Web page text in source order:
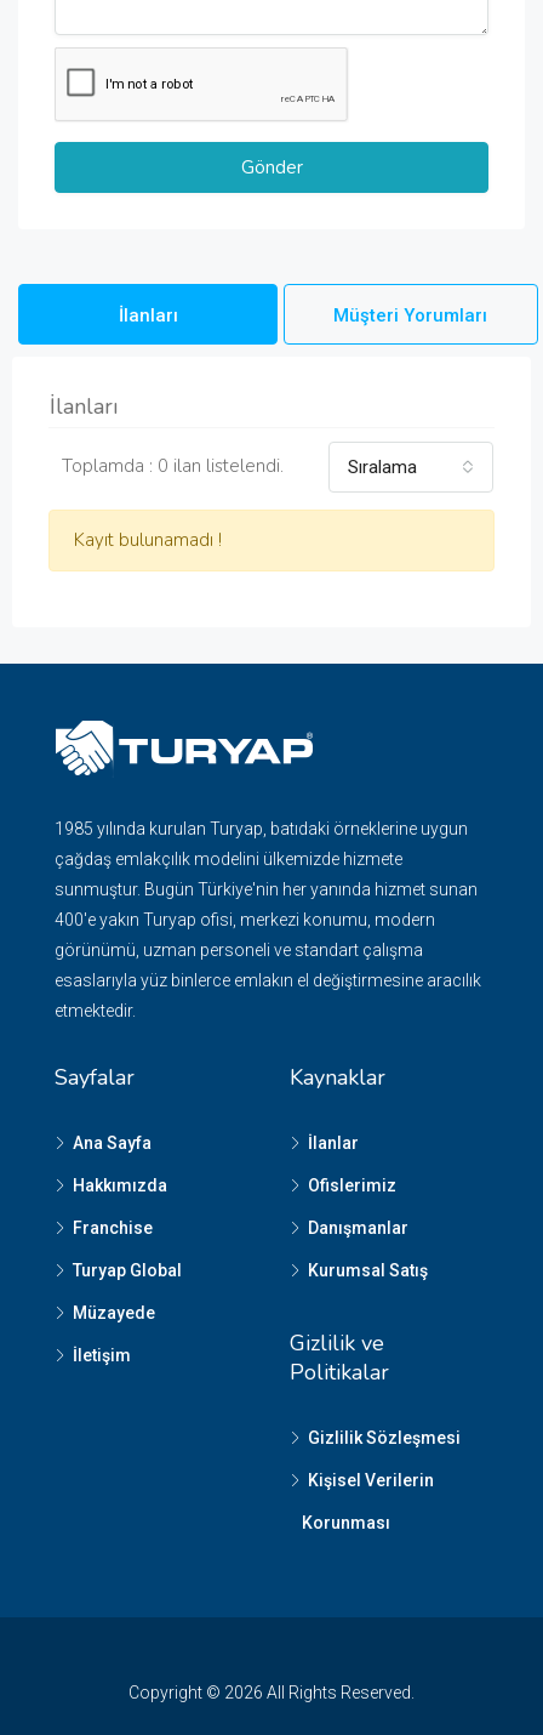
İlanları Müşteri Yorumları
İlanları
Toplamda : 0 ilan listelendi. Sıralama
Kayıt bulunamadı !
1985 yılında kurulan Turyap, batıdaki örneklerine uygun
çağdaş emlakçılık modelini ülkemizde hizmete
sunmuştur. Bugün Türkiye'nin her yanında hizmet sunan
400'e yakın Turyap ofisi, merkezi konumu, modern
görünümü, uzman personeli ve standart çalışma
esaslarıyla yüz binlerce emlakın el değiştirmesine aracılık
etmektedir.
Sayfalar
Ana Sayfa
Hakkımızda
Franchise
Turyap Global
Müzayede
İletişim
Kaynaklar
İlanlar
Ofislerimiz
Danışmanlar
Kurumsal Satış
Gizlilik ve
Politikalar
Gizlilik Sözleşmesi
Kişisel Verilerin
Korunması
Copyright © 2026 All Rights Reserved.